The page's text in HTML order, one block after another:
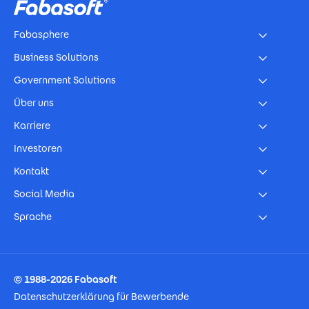
Fabasphere
Business Solutions
Government Solutions
Über uns
Karriere
Investoren
Kontakt
Social Media
Sprache
© 1988-2026 Fabasoft
Datenschutzerklärung für Bewerbende